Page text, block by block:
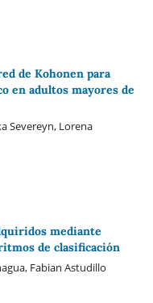
de Kohonen para
en adultos mayores de
Severeyn, Lorena
mediante
de clasificación
Fabian Astudillo